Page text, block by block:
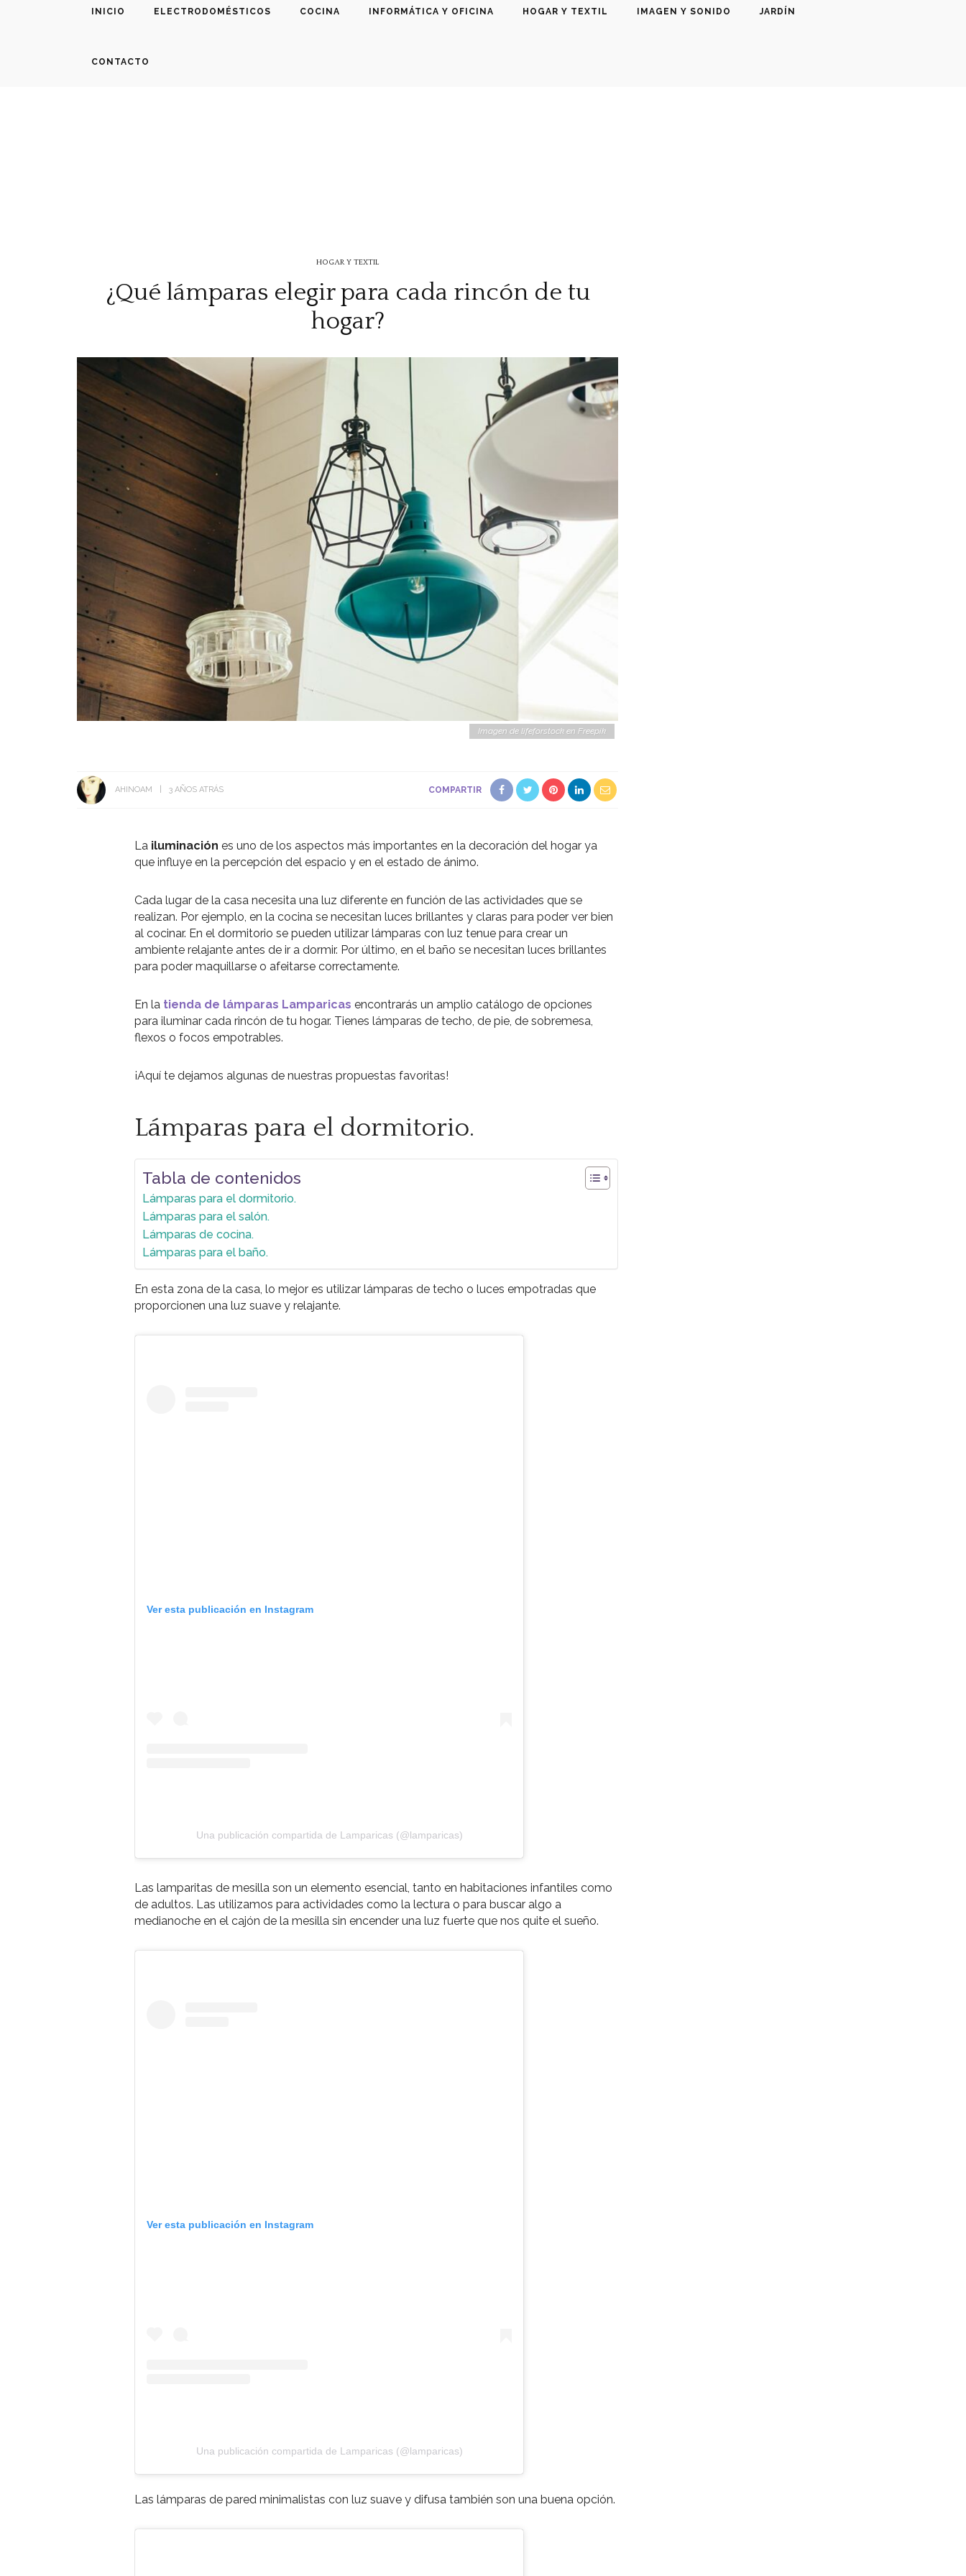
INICIO ELECTRODOMÉSTICOS COCINA INFORMÁTICA Y OFICINA HOGAR Y TEXTIL IMAGEN Y SONIDO JARDÍN
CONTACTO
HOGAR Y TEXTIL
¿Qué lámparas elegir para cada rincón de tu
hogar?
Imagen de lifeforstock en Freepik
AHINOAM 3 AÑOS ATRÁS COMPARTIR
La iluminación es uno de los aspectos más importantes en la decoración del hogar ya
que influye en la percepción del espacio y en el estado de ánimo.
Cada lugar de la casa necesita una luz diferente en función de las actividades que se
realizan. Por ejemplo, en la cocina se necesitan luces brillantes y claras para poder ver bien
al cocinar. En el dormitorio se pueden utilizar lámparas con luz tenue para crear un
ambiente relajante antes de ir a dormir. Por último, en el baño se necesitan luces brillantes
para poder maquillarse o afeitarse correctamente.
En la tienda de lámparas Lamparicas encontrarás un amplio catálogo de opciones
para iluminar cada rincón de tu hogar. Tienes lámparas de techo, de pie, de sobremesa,
flexos o focos empotrables.
¡Aquí te dejamos algunas de nuestras propuestas favoritas!
Lámparas para el dormitorio.
Tabla de contenidos
Lámparas para el dormitorio.
Lámparas para el salón.
Lámparas de cocina.
Lámparas para el baño.
En esta zona de la casa, lo mejor es utilizar lámparas de techo o luces empotradas que
proporcionen una luz suave y relajante.
Ver esta publicación en Instagram
Una publicación compartida de Lamparicas (@lamparicas)
Las lamparitas de mesilla son un elemento esencial, tanto en habitaciones infantiles como
de adultos. Las utilizamos para actividades como la lectura o para buscar algo a
medianoche en el cajón de la mesilla sin encender una luz fuerte que nos quite el sueño.
Ver esta publicación en Instagram
Una publicación compartida de Lamparicas (@lamparicas)
Las lámparas de pared minimalistas con luz suave y difusa también son una buena opción.